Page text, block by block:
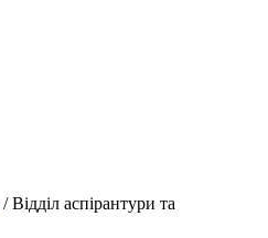
/Відділ аспірантури та